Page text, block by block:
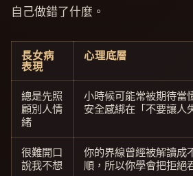
自己做錯了什麼。
長女病
表現
心理底層
總是先照
顧別人情
緒
小時候可能常被期待當
安全感綁在「不要讓人
很難開口
說我不想
你的界線曾經被解讀成
順，所以你學會把拒絕